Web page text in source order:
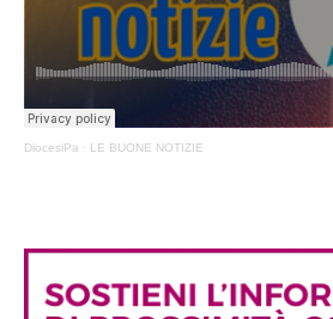
DiocesiPa · LE BUONE NOTIZIE